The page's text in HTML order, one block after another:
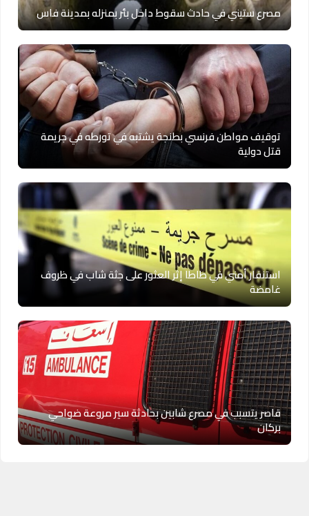
مصرع ستيني في حادث سقوط داخل بئر بمنزله بمدينة فاس
توقيف مواطن فرنسي بطنجة يشتبه في تورطه في جريمة
قتل دولية
استنفار أمني في طاطا إثر العثور على جثة شاب في ظروف
غامضة
قاصر يتسبب في مصرع شابين بحادثة سير مروعة ضواحي
بركان